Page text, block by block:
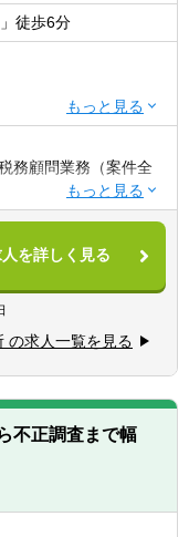
徒歩6分
上）で会計事務所での
をお持ちの方
あり、人と接するこ
務顧問業務（案件全
相続対策等に係る会
業務（約10％）
務(約45％)
お任せします。同社
次決算を完璧に対応
帳代行業務は一切あ
担当者、財務責任者
観点からチェック・
きます。
上が中堅・大企業で
を詳しく見る
の求人一覧を見る
不正調査まで幅